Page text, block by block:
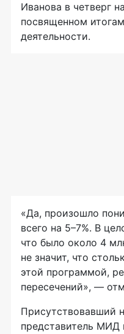
Иванова в четверг
посвященном
деятельности.
«Да, произошло
всего на 5–7%. В
что было около 4
не значит, что
этой программой,
пересечений», —
Присутствовавший
представитель МИД